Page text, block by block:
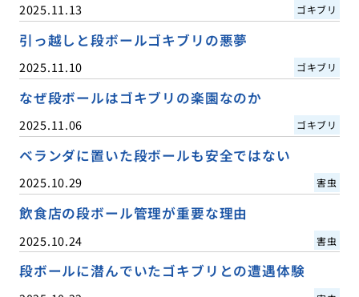
2025.11.13 ゴキブリ
引っ越しと段ボールゴキブリの悪夢
2025.11.10 ゴキブリ
なぜ段ボールはゴキブリの楽園なのか
2025.11.06 ゴキブリ
ベランダに置いた段ボールも安全ではない
2025.10.29 害虫
飲食店の段ボール管理が重要な理由
2025.10.24 害虫
段ボールに潜んでいたゴキブリとの遭遇体験